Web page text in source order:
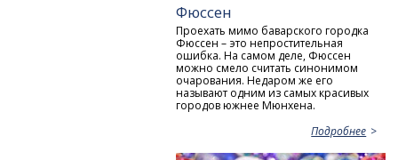
Фюссен
Проехать мимо баварского городка
Фюссен – это непростительная
ошибка. На самом деле, Фюссен
можно смело считать синонимом
очарования. Недаром же его
называют одним из самых красивых
городов южнее Мюнхена.
Подробнее